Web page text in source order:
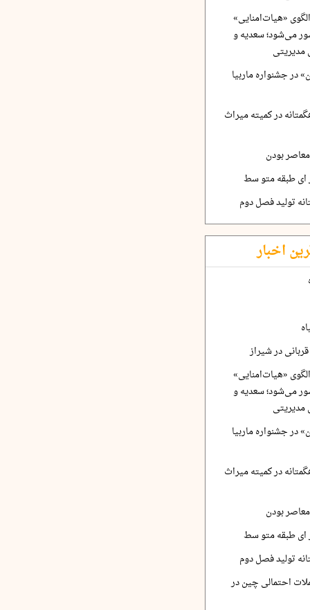
«هیات‌امنایی»
می‌شود؛ سعدیه و
مدیریتی
در جشنواره ماربیا
در کمیته میراث
بودن
ای طبقه متو سط
تولید فصل دوم
اخبار
در شیراز
«هیات‌امنایی»
می‌شود؛ سعدیه و
مدیریتی
در جشنواره ماربیا
در کمیته میراث
بودن
ای طبقه متو سط
تولید فصل دوم
احتمالی چین در